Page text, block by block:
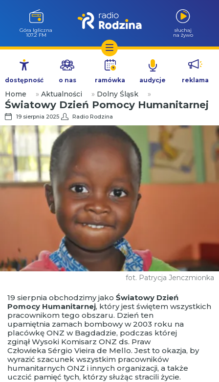
Przejdź
treści
Góra Igliczna
107.2 FM
słuchaj
na żywo
dostępność o nas ramówka audycje reklama
Home » Aktualności » Dolny Śląsk »
Światowy Dzień Pomocy Humanitarnej
19 sierpnia 2025 Radio Rodzina
fot. Patrycja Jenczmionka
19 sierpnia obchodzimy jako Światowy Dzień
Pomocy Humanitarnej, który jest świętem wszystkich
pracownikom tego obszaru. Dzień ten
upamiętnia zamach bombowy w 2003 roku na
placówkę ONZ w Bagdadzie, podczas której
zginął Wysoki Komisarz ONZ ds. Praw
Człowieka Sérgio Vieira de Mello. Jest to okazja, by
wyrazić szacunek wszystkim pracowników
humanitarnych ONZ i innych organizacji, a także
uczcić pamięć tych, którzy służąc stracili życie.